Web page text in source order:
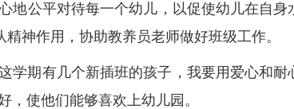
地公平对待每一个幼儿，以促使幼儿在自
精神作用，协助教养员老师做好班级工作。
学期有几个新插班的孩子，我要用爱心和耐
，使他们能够喜欢上幼儿园。